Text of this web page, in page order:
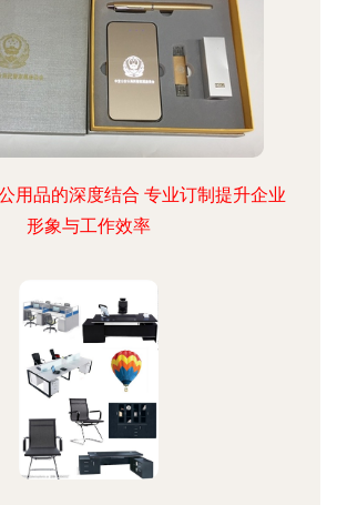
用品的深度结合 专业订制提升企业
形象与工作效率